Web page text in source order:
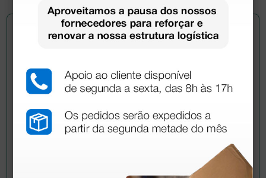
Pergunte a um colega
esclarecimentos? Envie agora a sua questão aos